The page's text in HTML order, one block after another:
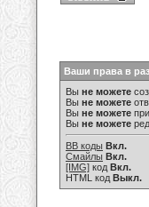
Ваши права в
Вы не можете
Вы не можете
Вы не можете
Вы не можете
BB коды Вкл.
Смайлы Вкл.
[IMG] код Вкл.
HTML код Выкл.